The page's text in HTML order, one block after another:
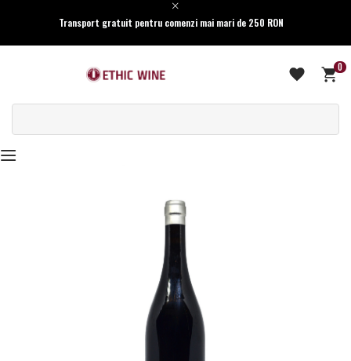
Transport gratuit pentru comenzi mai mari de 250 RON
0